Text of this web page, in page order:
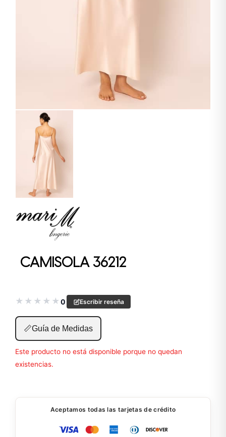
CAMISOLA 36212
★ ★ ★ ★ ★0 Escribir reseña
📏Guía de Medidas
Este producto no está disponible porque no quedan
existencias.
Aceptamos todas las tarjetas de crédito